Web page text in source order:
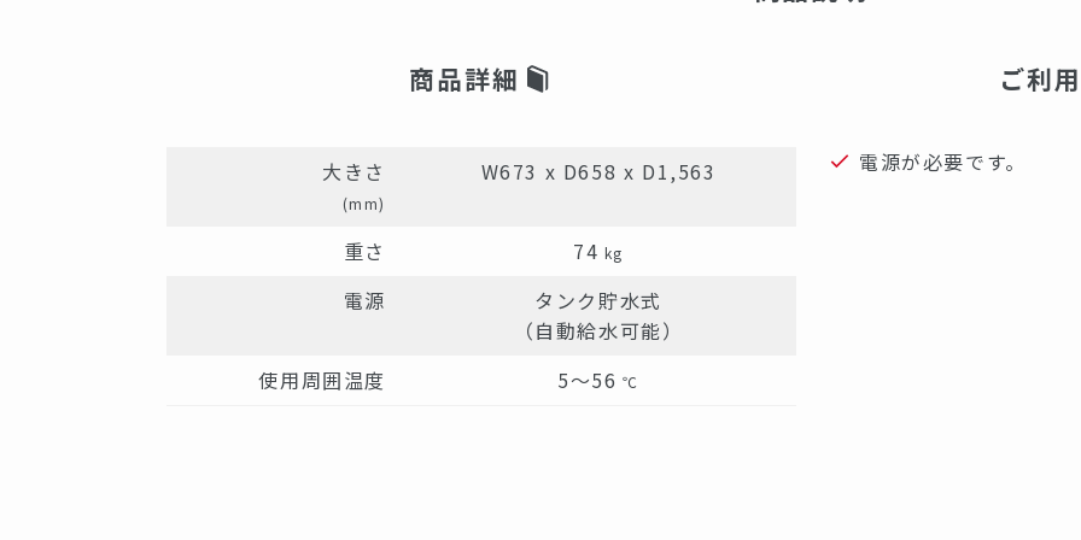
商品詳細
大きさ
(mm)
W673 x D658 x D1,563
重さ 74 kg
電源
タンク貯水式
（自動給水可能）
使用周囲温度
5～56 ℃
ご利
電源が必要です。